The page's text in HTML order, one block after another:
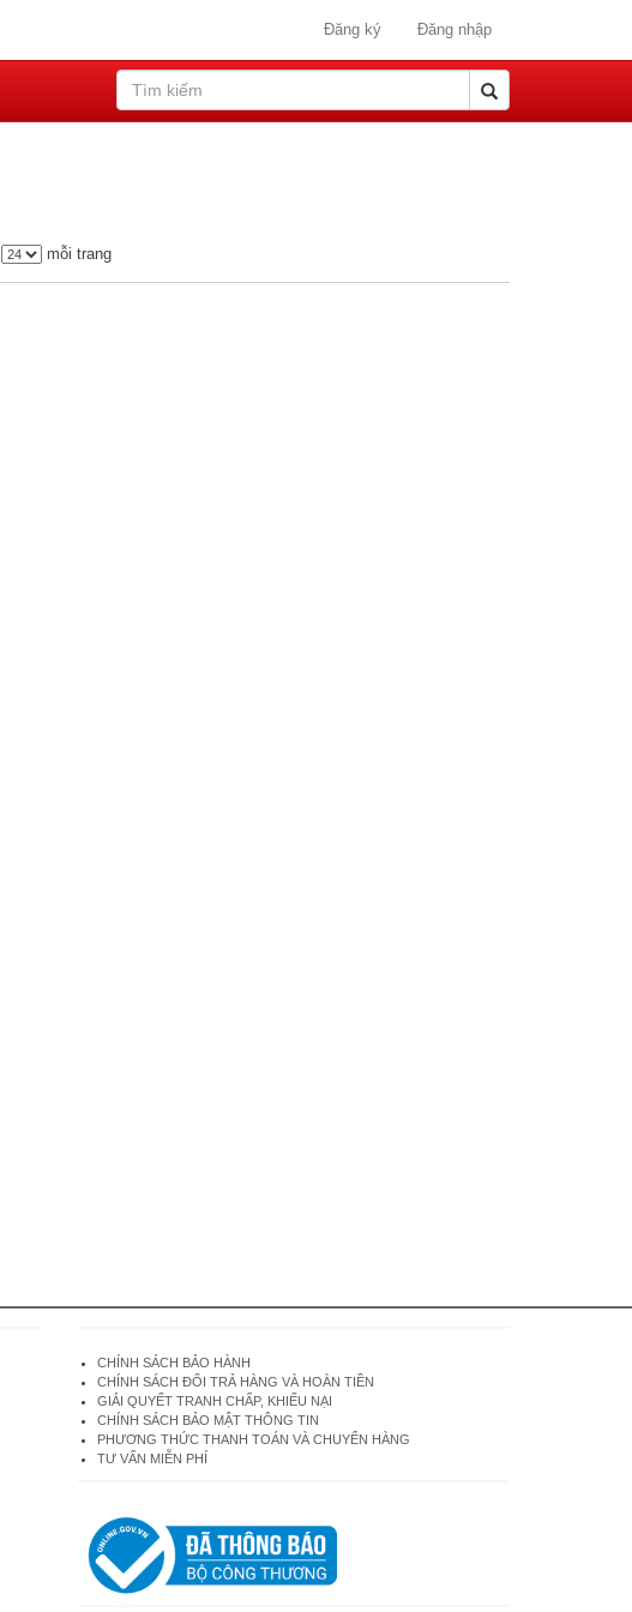
Đăng ký Đăng nhập
mỗi trang
CHÍNH SÁCH BẢO HÀNH
CHÍNH SÁCH ĐỔI TRẢ HÀNG VÀ HOÀN TIỀN
GIẢI QUYẾT TRANH CHẤP, KHIẾU NẠI
CHÍNH SÁCH BẢO MẬT THÔNG TIN
PHƯƠNG THỨC THANH TOÁN VÀ CHUYỂN HÀNG
TƯ VẤN MIỄN PHÍ